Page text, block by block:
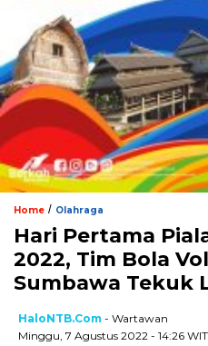
Home / Olahraga
Hari Pertama
2022, Tim Bola
Sumbawa Tekuk
HaloNTB.com - Wartawan
Minggu, 7 Agustus 2022 - 14:26